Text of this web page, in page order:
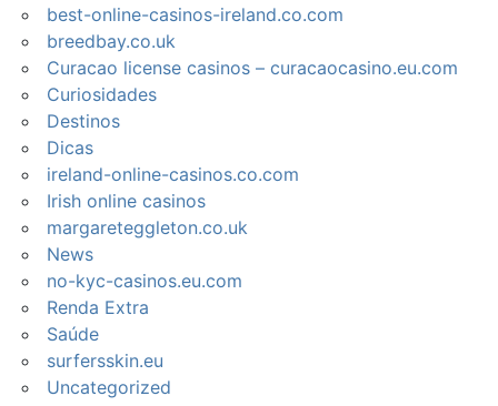
best-online-casinos-ireland.co.com
breedbay.co.uk
Curacao license casinos – curacaocasino.eu.com
Curiosidades
Destinos
Dicas
ireland-online-casinos.co.com
Irish online casinos
margareteggleton.co.uk
News
no-kyc-casinos.eu.com
Renda Extra
Saúde
surfersskin.eu
Uncategorized